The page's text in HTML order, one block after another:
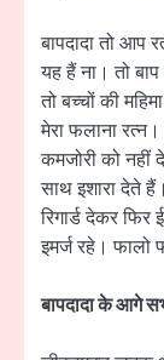
बापदादा तो आप
यह हैं ना। तो
तो बच्चों की
मेरा फलाना
कमजोरी को नहीं
साथ इशारा देते
रिगार्ड देकर फिर
इमर्ज रहे। फालो
बापदादा के आगे